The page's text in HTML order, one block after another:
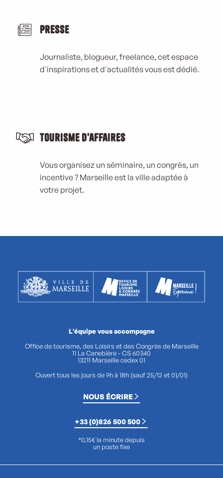
Presse
Journaliste, blogueur, freelance, cet espace
d'inspirations et d'actualités vous est dédié.
Tourisme d'affaires
Vous organisez un séminaire, un congrès, un
incentive ? Marseille est la ville adaptée à
votre projet.
L'équipe vous accompagne
Office de tourisme, des Loisirs et des Congrès de Marseille
11 La Canebière - CS 60340
13211 Marseille cedex 01
Ouvert tous les jours de 9h à 18h (sauf 25/12 et 01/01)
NOUS ÉCRIRE
+33 (0)826 500 500
*0,15€ la minute depuis
un poste fixe